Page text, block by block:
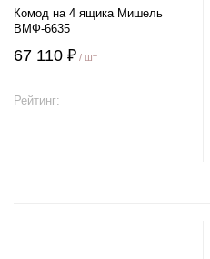
Комод на 4 ящика Мишель
ВМФ-6635
67 110 ₽ / шт
Рейтинг: